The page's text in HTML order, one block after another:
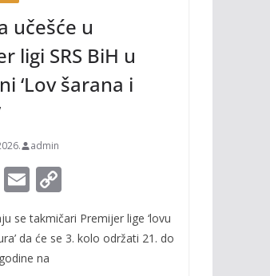
učešće u
ligi SRS BiH u
‘Lov šarana i
admin
T
er
E
m
ai
l
o
p
se takmičari Premijer lige ‘lovu
da će se 3. kolo održati 21. do
na